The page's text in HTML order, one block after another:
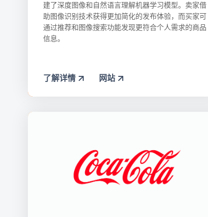
建了深度图像和自然语言理解机器学习模型。卖家借
助图像识别技术获得更加简化的发布体验，而买家可
通过推荐和图像搜索功能发现更符合个人需求的商品
信息。
了解详情 网站